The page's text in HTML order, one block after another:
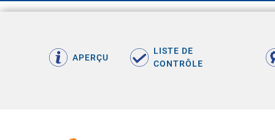
APERÇU
LISTE DE
CONTRÔLE